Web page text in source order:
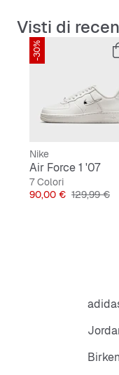
Visti di
-30%
Nike
Air Force 1 '07
7 Colori
Prezzo
90,00 € Prezzo
129,99 €